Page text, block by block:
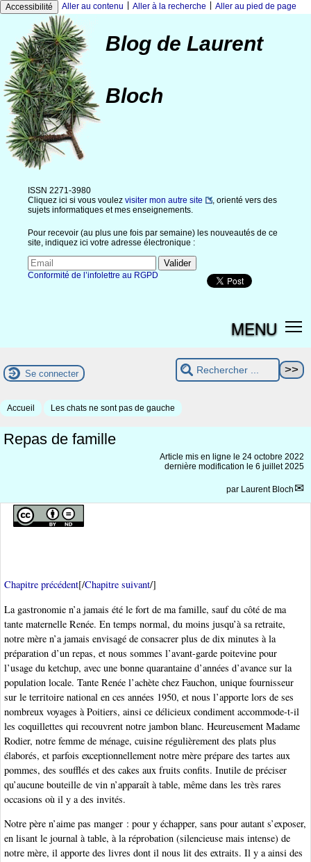
Accessibilité Aller au contenu Aller à la recherche Aller au pied de page
Blog de Laurent
Bloch
ISSN 2271-3980
Cliquez ici si vous voulez visiter mon autre site
, orienté vers des
sujets informatiques et mes enseignements.
Pour recevoir (au plus une fois par semaine) les nouveautés de ce
site, indiquez ici votre adresse électronique :
Conformité de l’infolettre au RGPD
MENU
Se connecter
Accueil Les chats ne sont pas de gauche
Repas de famille
Article mis en ligne le 24 octobre 2022
dernière modification le 6 juillet 2025
par Laurent Bloch
Chapitre précédent[/Chapitre suivant/]
La gastronomie n’a jamais été le fort de ma famille, sauf du côté de ma
tante maternelle Renée. En temps normal, du moins jusqu’à sa retraite,
notre mère n’a jamais envisagé de consacrer plus de dix minutes à la
préparation d’un repas, et nous sommes l’avant-garde poitevine pour
l’usage du ketchup, avec une bonne quarantaine d’années d’avance sur la
population locale. Tante Renée l’achète chez Fauchon, unique fournisseur
sur le territoire national en ces années 1950, et nous l’apporte lors de ses
nombreux voyages à Poitiers, ainsi ce délicieux condiment accommode-t-il
les coquillettes qui recouvrent notre jambon blanc. Heureusement Madame
Rodier, notre femme de ménage, cuisine régulièrement des plats plus
élaborés, et parfois exceptionnellement notre mère prépare des tartes aux
pommes, des soufflés et des cakes aux fruits confits. Inutile de préciser
qu’aucune bouteille de vin n’apparaît à table, même dans les très rares
occasions où il y a des invités.
Notre père n’aime pas manger : pour y échapper, sans pour autant s’exposer,
en lisant le journal à table, à la réprobation (silencieuse mais intense) de
notre mère, il apporte des livres dont il nous lit des extraits. Il y a ainsi des